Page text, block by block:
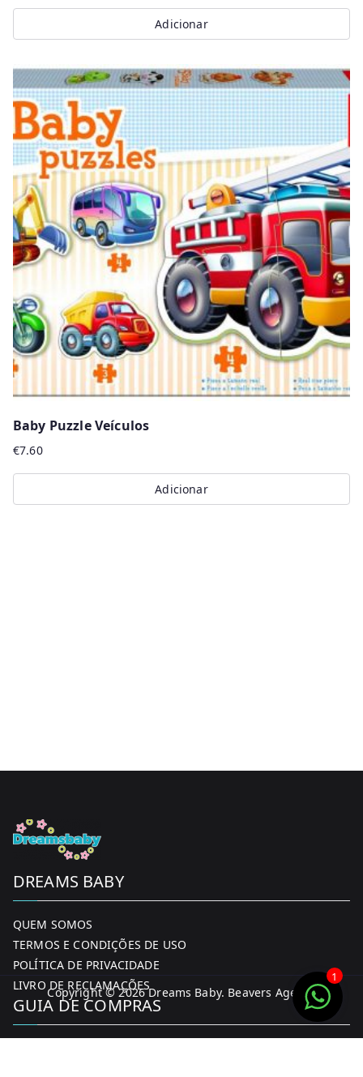
Adicionar
Baby Puzzle Veículos
€7.60
Adicionar
DREAMS BABY
QUEM SOMOS
TERMOS E CONDIÇÕES DE USO
POLÍTICA DE PRIVACIDADE
LIVRO DE RECLAMAÇÕES
GUIA DE COMPRAS
Copyright © 2026Dreams Baby. Beavers Agency
1